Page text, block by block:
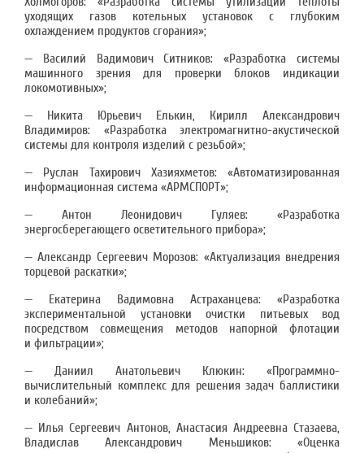
уходящих газов котельных установок с глубоким
охлаждением продуктов сгорания»;
— Василий Вадимович Ситников: «Разработка системы
машинного зрения для проверки блоков индикации
локомотивных»;
— Никита Юрьевич Елькин, Кирилл Александрович
Владимиров: «Разработка электромагнитно-акустической
системы для контроля изделий с резьбой»;
— Руслан Тахирович Хазияхметов: «Автоматизированная
информационная система «АРМСПОРТ»;
— Антон Леонидович Гуляев: «Разработка
энергосберегающего осветительного прибора»;
— Александр Сергеевич Морозов: «Актуализация внедрения
торцевой раскатки»;
— Екатерина Вадимовна Астраханцева: «Разработка
экспериментальной установки очистки питьевых вод
посредством совмещения методов напорной флотации
и фильтрации»;
— Даниил Анатольевич Клюкин: «Программно-
вычислительный комплекс для решения задач баллистики
и колебаний»;
— Илья Сергеевич Антонов, Анастасия Андреевна Стазаева,
Владислав Александрович Меньшиков: «Оценка